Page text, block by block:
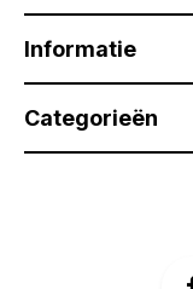
Informatie
Categorieën